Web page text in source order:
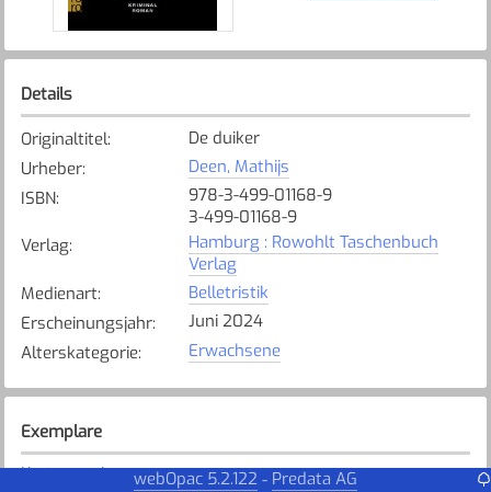
Details
Originaltitel:
De duiker
Urheber:
Deen, Mathijs
ISBN:
978-3-499-01168-9
3-499-01168-9
Verlag:
Hamburg : Rowohlt Taschenbuch
Verlag
Medienart:
Belletristik
Erscheinungsjahr:
Juni 2024
Alterskategorie: Erwachsene
Exemplare
Karte anzeigenwebOpac 5.2.122 - Predata AG